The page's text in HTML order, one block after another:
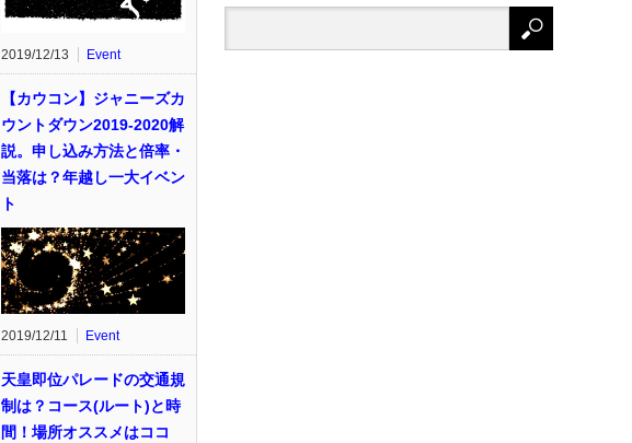
2019/12/13 Event
【カウコン】ジャニーズカ
ウントダウン2019-2020解
説。申し込み方法と倍率・
当落は？年越し一大イベン
ト
2019/12/11 Event
天皇即位パレードの交通規
制は？コース(ルート)と時
間！場所オススメはココ